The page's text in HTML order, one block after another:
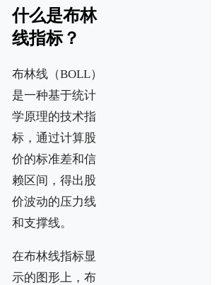
什么是布林
线指标？
布林线（BOLL）
是一种基于统计
学原理的技术指
标，通过计算股
价的标准差和信
赖区间，得出股
价波动的压力线
和支撑线。
在布林线指标显
示的图形上，布